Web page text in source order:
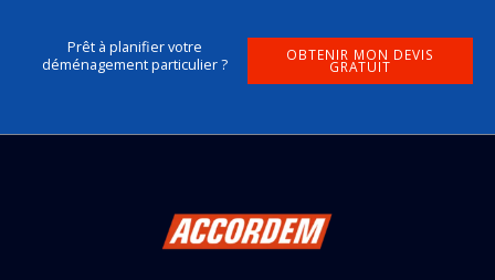
Prêt à planifier votre
déménagement particulier ?
OBTENIR MON DEVIS
GRATUIT